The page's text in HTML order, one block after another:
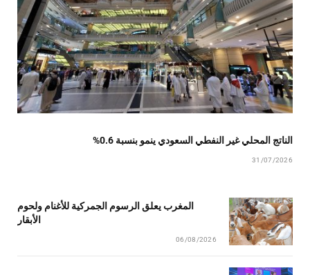
الناتج المحلي غير النفطي السعودي ينمو بنسبة 0.6%
31/07/2026
المغرب يعلق الرسوم الجمركية للأغنام ولحوم
الأبقار
06/08/2026